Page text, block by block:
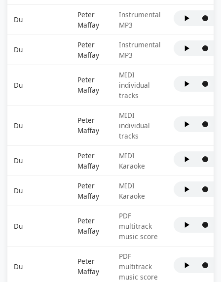
Du
Peter
Maffay
Instrumental
MP3
Du
Peter
Maffay
Instrumental
MP3
Du
Peter
Maffay
MIDI
individual
tracks
Du
Peter
Maffay
MIDI
individual
tracks
Du
Peter
Maffay
MIDI
Karaoke
Du
Peter
Maffay
MIDI
Karaoke
Du
Peter
Maffay
PDF
multitrack
music score
Du
Peter
Maffay
PDF
multitrack
music score